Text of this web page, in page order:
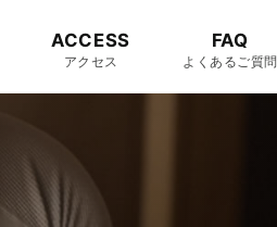
ACCESS
アクセス
FAQ
よくあるご質問